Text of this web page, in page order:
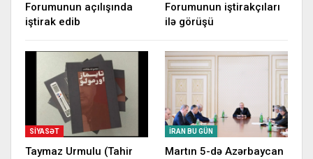
Forumunun açılışında
iştirak edib
Forumunun iştirakçıları
ilə görüşü
SIYASƏT
Taymaz Urmulu (Tahir
İRAN BU GÜN
Martın 5-də Azərbaycan